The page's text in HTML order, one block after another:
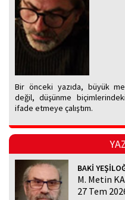
Bir önceki yazıda, büyük
değil, düşünme
ifade etmeye çalıştım.
BAKİ
M. Metin
27 Tem